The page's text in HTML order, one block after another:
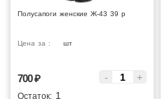
Полусапоги женские Ж-43 39 р
Цена за : шт
700₽ - +
Остаток: 1